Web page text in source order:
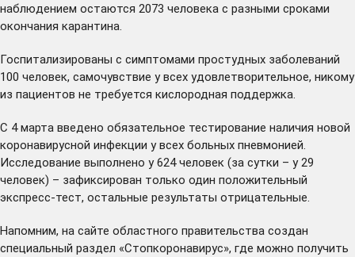
наблюдением остаются 2073 человека с разными сроками
окончания карантина.
Госпитализированы с симптомами простудных заболеваний
100 человек, самочувствие у всех удовлетворительное, никому
из пациентов не требуется кислородная поддержка.
С 4 марта введено обязательное тестирование наличия новой
коронавирусной инфекции у всех больных пневмонией.
Исследование выполнено у 624 человек (за сутки – у 29
человек) – зафиксирован только один положительный
экспресс-тест, остальные результаты отрицательные.
Напомним, на сайте областного правительства создан
специальный раздел «Стопкоронавирус», где можно получить